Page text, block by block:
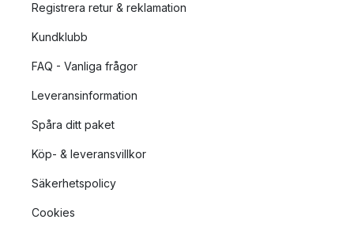
Registrera retur & reklamation
Kundklubb
FAQ - Vanliga frågor
Leveransinformation
Spåra ditt paket
Köp- & leveransvillkor
Säkerhetspolicy
Cookies